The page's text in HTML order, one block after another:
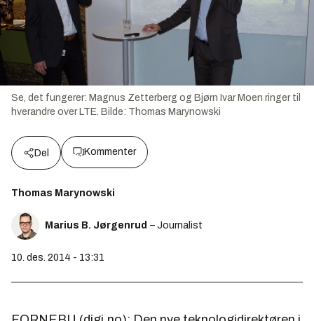
Se, det fungerer: Magnus Zetterberg og Bjørn Ivar Moen ringer til
hverandre over LTE. Bilde: Thomas Marynowski
Del Kommenter
Thomas Marynowski
Marius B. Jørgenrud – Journalist
10. des. 2014 - 13:31